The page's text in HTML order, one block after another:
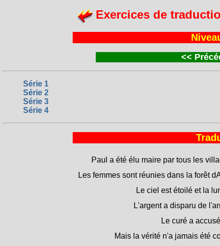
Exercices de
<<
Série 1
Série 2
Série 3
Série 4
Paul a été élu maire par tous les
Les femmes sont réunies dans la forêt
Le ciel est étoilé et la
L'argent a disparu de
Le curé a
Mais la vérité n'a jamais été